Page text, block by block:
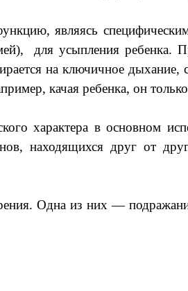
являясь специфическим
для усыпления ребенка.
на ключичное дыхание,
качая ребенка, он
характера в основном
находящихся друг от
Одна из них —